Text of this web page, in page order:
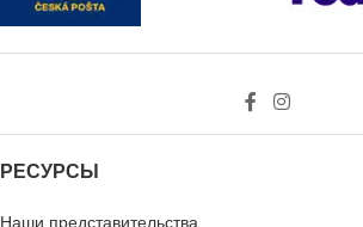
РЕСУРСЫ
Наши представительства